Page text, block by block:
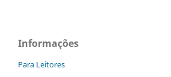
Informações
Para Leitores